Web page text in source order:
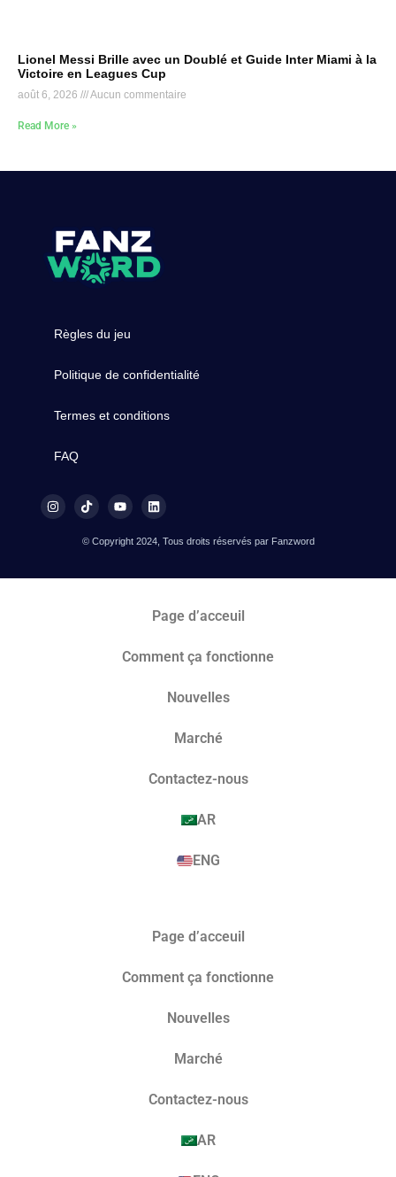
Lionel Messi Brille avec un Doublé et Guide Inter Miami à la
Victoire en Leagues Cup
août 6, 2026 Aucun commentaire
Read More »
Règles du jeu
Politique de confidentialité
Termes et conditions
FAQ
© Copyright 2024, Tous droits réservés par Fanzword
Page d’acceuil
Comment ça fonctionne
Nouvelles
Marché​
Contactez-nous
AR
ENG
Page d’acceuil
Comment ça fonctionne
Nouvelles
Marché​
Contactez-nous
AR